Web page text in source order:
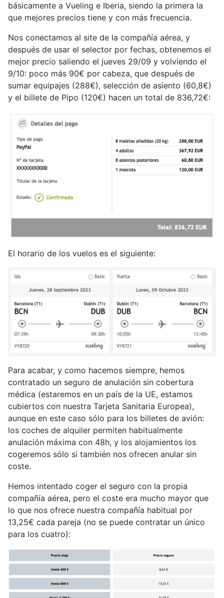
básicamente a Vueling e Iberia, siendo la primera la
que mejores precios tiene y con más frecuencia.
Nos conectamos al site de la compañía aérea, y
después de usar el selector por fechas, obtenemos el
mejor precio saliendo el jueves 29/09 y volviendo el
9/10: poco más 90€ por cabeza, que después de
sumar equipajes (288€), selección de asiento (60,8€)
y el billete de Pipo (120€) hacen un total de 836,72€:
El horario de los vuelos es el siguiente:
Para acabar, y como hacemos siempre, hemos
contratado un seguro de anulación sin cobertura
médica (estaremos en un país de la UE, estamos
cubiertos con nuestra Tarjeta Sanitaria Europea),
aunque en este caso sólo para los billetes de avión:
los coches de alquiler permiten habitualmente
anulación máxima con 48h, y los alojamientos los
cogeremos sólo si también nos ofrecen anular sin
coste.
Hemos intentado coger el seguro con la propia
compañía aérea, pero el coste era mucho mayor que
lo que nos ofrece nuestra compañía habitual por
13,25€ cada pareja (no se puede contratar un único
para los cuatro):